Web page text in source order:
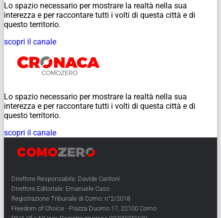
Lo spazio necessario per mostrare la realtà nella sua
interezza e per raccontare tutti i volti di questa città e di
questo territorio.
scopri il canale
Lo spazio necessario per mostrare la realtà nella sua
interezza e per raccontare tutti i volti di questa città e di
questo territorio.
scopri il canale
Direttore Responsabile: Davide Cantoni
Direttore Editoriale: Emanuele Caso
Registrazione Tribunale di Como: n°2/2018
Freedom of Choice - Piazza Duomo 17, 22100 Como